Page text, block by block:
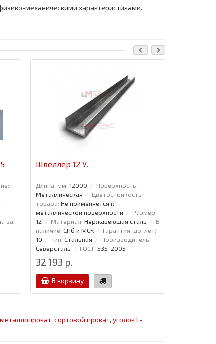
механическими характеристиками.
за:
Швеллер 12 У.
Длина, мм: 12000
Поверхность:
Металлическая
Цветостойкость
товара: Не применяется к
металлической поверхности
Размер:
12
Материал: Нержавеющая сталь
В
наличие: СПб и МСК
Гарантия, до, лет:
10
Тип: Стальная
Производитель:
Северсталь
ГОСТ: 535-2005
32 193 р.
В корзину
металлопрокат, сортовой прокат, уголок L-